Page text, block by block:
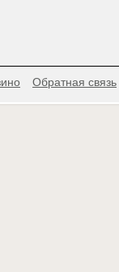
Обратная связь